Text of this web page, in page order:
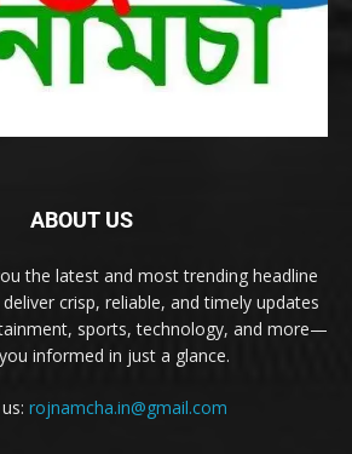
ABOUT US
the latest and most trending headline
crisp, reliable, and timely updates
sports, technology, and more—
informed in just a glance.
rojnamcha.in@gmail.com